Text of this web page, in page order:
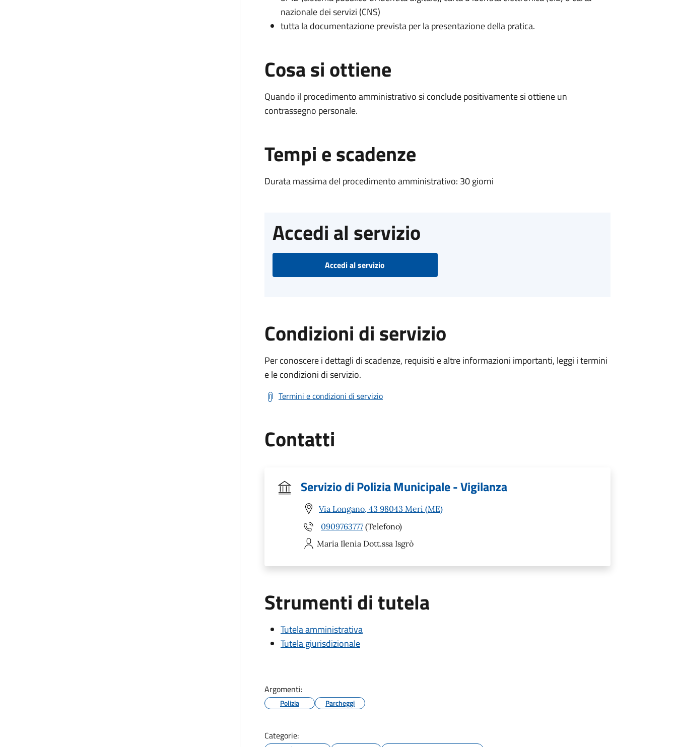
nazionale dei servizi (CNS)
tutta la documentazione prevista per la presentazione della pratica.
Cosa si ottiene
Quando il procedimento amministrativo si conclude positivamente si ottiene un
contrassegno personale.
Tempi e scadenze
Durata massima del procedimento amministrativo: 30 giorni
Accedi al servizio
Accedi al servizio
Condizioni di servizio
Per conoscere i dettagli di scadenze, requisiti e altre informazioni importanti, leggi i termini
e le condizioni di servizio.
Termini e condizioni di servizio
Contatti
Servizio di Polizia Municipale - Vigilanza
Via Longano, 43 98043 Merì (ME)
0909763777 (Telefono)
Maria Ilenia Dott.ssa Isgrò
Strumenti di tutela
Tutela amministrativa
Tutela giurisdizionale
Argomenti:
Polizia Parcheggi
Categorie: